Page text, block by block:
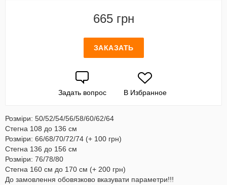
665 грн
ЗАКАЗАТЬ
Задать вопрос В Избранное
Розміри: 50/52/54/56/58/60/62/64
Стегна 108 до 136 см
Розміри: 66/68/70/72/74 (+ 100 грн)
Стегна 136 до 156 см
Розміри: 76/78/80
Стегна 160 см до 170 см (+ 200 грн)
До замовлення обовязково вказувати параметри!!!